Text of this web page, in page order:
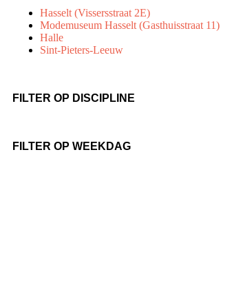
Hasselt (Vissersstraat 2E)
Modemuseum Hasselt (Gasthuisstraat 11)
Halle
Sint-Pieters-Leeuw
FILTER OP DISCIPLINE
FILTER OP WEEKDAG